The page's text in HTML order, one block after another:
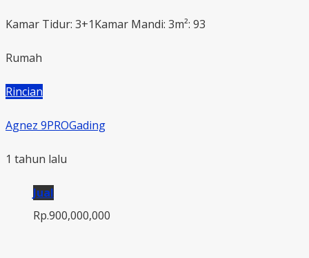
Kamar Tidur: 3+1Kamar Mandi: 3m²: 93
Rumah
Rincian
Agnez 9PROGading
1 tahun lalu
Jual
Rp.900,000,000